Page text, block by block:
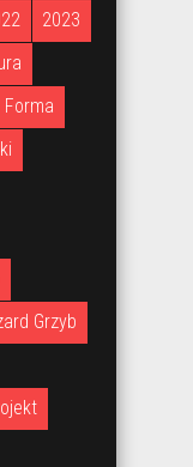
2023
Forma
Grzyb